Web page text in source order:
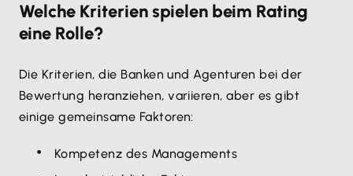
Welche Kriterien spielen beim Rating
eine Rolle?
Die Kriterien, die Banken und Agenturen bei der
Bewertung heranziehen, variieren, aber es gibt
einige gemeinsame Faktoren:
Kompetenz des Managements